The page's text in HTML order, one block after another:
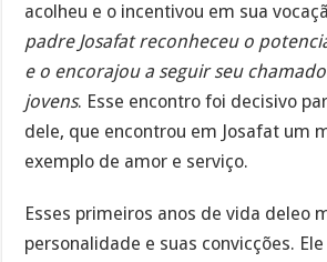
acolheu e o incentivou em sua
padre Josafat reconheceu o
e o encorajou a seguir seu
jovens. Esse encontro foi decisivo
dele, que encontrou em Josafat um
exemplo de amor e serviço.
Esses primeiros anos de vida deleo
personalidade e suas convicções.